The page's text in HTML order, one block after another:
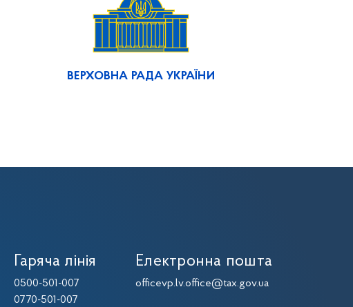
ВЕРХОВНА РАДА УКРАЇНИ
Гаряча лінія
0500-501-007
0770-501-007
Електронна пошта
officevp.lv.office@tax.gov.ua